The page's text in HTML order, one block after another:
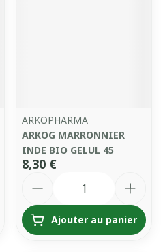
ARKOPHARMA
ARKOG MARRONNIER
INDE BIO GELUL 45
8,30 €
Ajouter au panier